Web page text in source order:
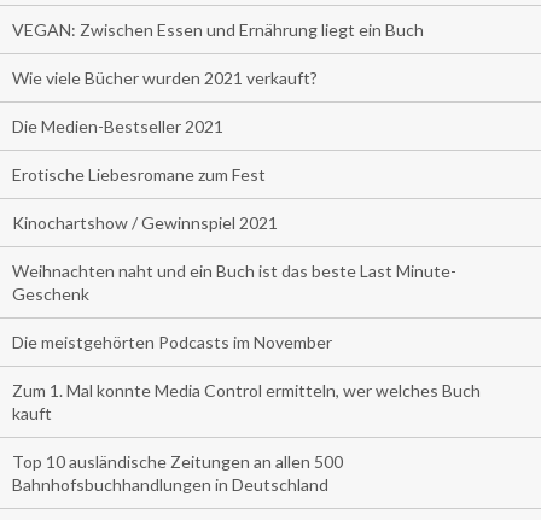
VEGAN: Zwischen Essen und Ernährung liegt ein Buch
Wie viele Bücher wurden 2021 verkauft?
Die Medien-Bestseller 2021
Erotische Liebesromane zum Fest
Kinochartshow / Gewinnspiel 2021
Weihnachten naht und ein Buch ist das beste Last Minute-
Geschenk
Die meistgehörten Podcasts im November
Zum 1. Mal konnte Media Control ermitteln, wer welches Buch
kauft
Top 10 ausländische Zeitungen an allen 500
Bahnhofsbuchhandlungen in Deutschland